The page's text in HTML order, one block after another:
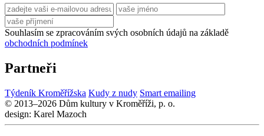
Souhlasím se zpracováním svých osobních údajů na základě
obchodních podmínek
Partneři
Týdeník Kroměřížska Kudy z nudy Smart emailing
© 2013–2026 Dům kultury v Kroměříži, p. o.
design: Karel Mazoch